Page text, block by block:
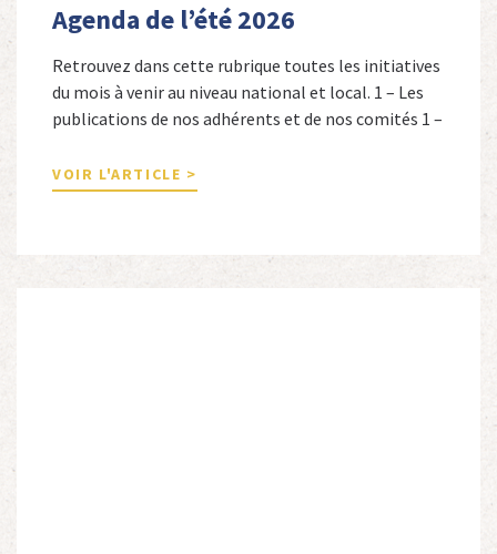
Agenda de l’été 2026
Retrouvez dans cette rubrique toutes les initiatives
du mois à venir au niveau national et local. 1 – Les
publications de nos adhérents et de nos comités 1 –
Cordeboeuf, Christophe Touron et Agnès Dioné,
Nouvelles Sources Éditions, 2026. Ils venaient
autres […]
VOIR L'ARTICLE >